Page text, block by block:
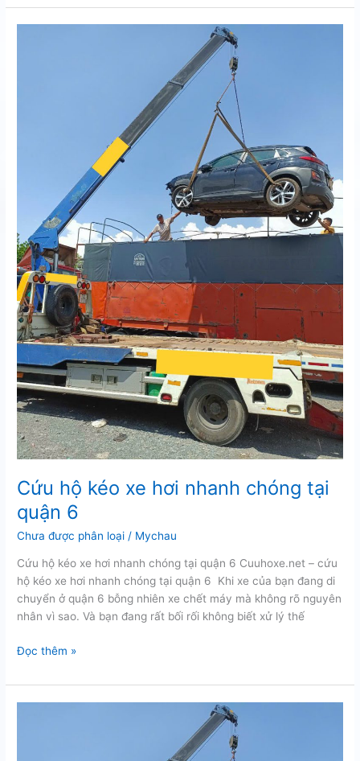
thay
dự
Cứu hộ kéo xe hơi nhanh chóng tại
quận 6
Chưa được phân loại / Mychau
Cứu hộ kéo xe hơi nhanh chóng tại quận 6 Cuuhoxe.net – cứu
hộ kéo xe hơi nhanh chóng tại quận 6 Khi xe của bạn đang di
chuyển ở quận 6 bỗng nhiên xe chết máy mà không rõ nguyên
nhân vì sao. Và bạn đang rất bối rối không biết xử lý thế
Cứu
kéo
xe
Đọc thêm »